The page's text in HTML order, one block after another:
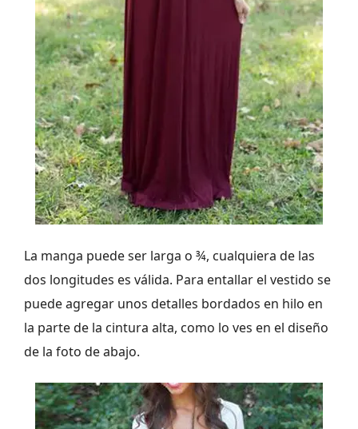
La manga puede ser larga o ¾, cualquiera de las
dos longitudes es válida. Para entallar el vestido se
puede agregar unos detalles bordados en hilo en
la parte de la cintura alta, como lo ves en el diseño
de la foto de abajo.